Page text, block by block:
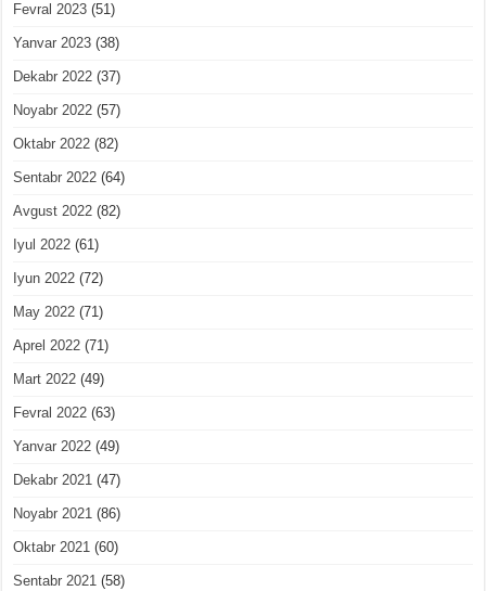
Fevral 2023 (51)
Yanvar 2023 (38)
Dekabr 2022 (37)
Noyabr 2022 (57)
Oktabr 2022 (82)
Sentabr 2022 (64)
Avgust 2022 (82)
Iyul 2022 (61)
Iyun 2022 (72)
May 2022 (71)
Aprel 2022 (71)
Mart 2022 (49)
Fevral 2022 (63)
Yanvar 2022 (49)
Dekabr 2021 (47)
Noyabr 2021 (86)
Oktabr 2021 (60)
Sentabr 2021 (58)